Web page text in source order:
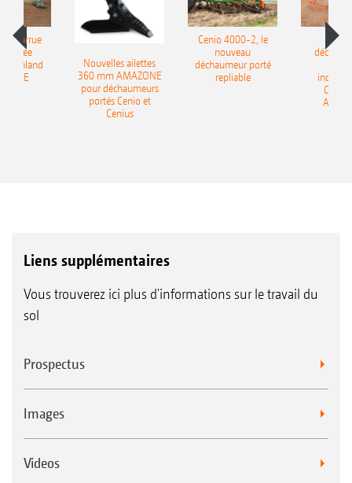
charrue
portée
Onland
Nouvelles ailettes
360 mm AMAZONE
pour déchaumeurs
portés Cenio et
Cenius
Cenio 4000-2, le
nouveau
déchaumeur porté
repliable
Liens supplémentaires
Vous trouverez ici plus d'informations sur le travail du
sol
Prospectus
Images
Videos